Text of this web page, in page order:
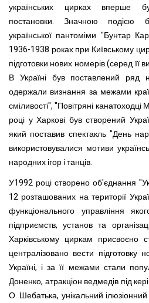
українських цирках вперше
постановки. Значною подією
української пантоміми "Бунтар
1936-1938 роках при Київському
підготовки нових номерів (серед її
В Україні був поставлений ряд
одержали визнання за межами
сміливості", "Повітряні
році у Харкові був створений
який поставив спектакль "День
використовувалися мотиви
народних ігор і танців.
У1992 році створено об'єднання
12 розташованих на території
функціонального управління
підприємств, установ та
Харківському циркам присвоєно
централізовано вести підготовку
Україні, і за її межами стали
Доненко, атракціон ведмедів під
О. Шебатька, унікальний ілюзіонний